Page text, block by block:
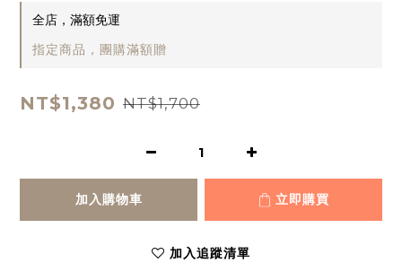
全店，滿額免運
指定商品，團購滿額贈
NT$1,380 NT$1,700
加入購物車 立即購買
加入追蹤清單